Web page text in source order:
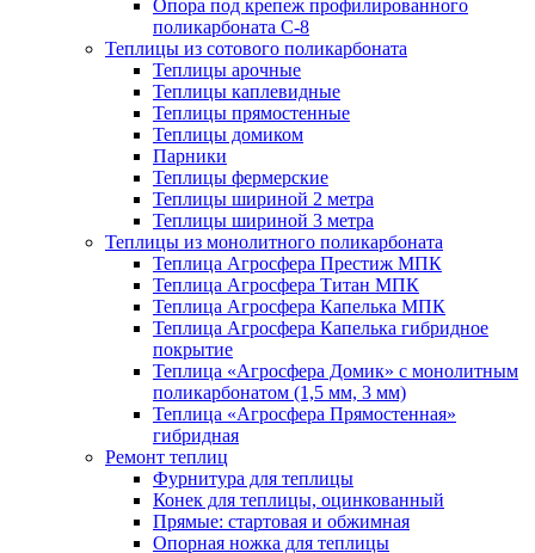
Опора под крепеж профилированного
поликарбоната С-8
Теплицы из сотового поликарбоната
Теплицы арочные
Теплицы каплевидные
Теплицы прямостенные
Теплицы домиком
Парники
Теплицы фермерские
Теплицы шириной 2 метра
Теплицы шириной 3 метра
Теплицы из монолитного поликарбоната
Теплица Агросфера Престиж МПК
Теплица Агросфера Титан МПК
Теплица Агросфера Капелька МПК
Теплица Агросфера Капелька гибридное
покрытие
Теплица «Агросфера Домик» с монолитным
поликарбонатом (1,5 мм, 3 мм)
Теплица «Агросфера Прямостенная»
гибридная
Ремонт теплиц
Фурнитура для теплицы
Конек для теплицы, оцинкованный
Прямые: стартовая и обжимная
Опорная ножка для теплицы